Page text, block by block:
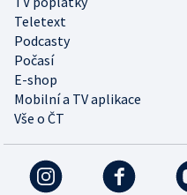
Teletext
Podcasty
Počasí
E-shop
Mobilní a TV aplikace
Vše o ČT